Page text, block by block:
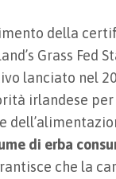
della
Grass Fed
lanciato nel
irlandese
di erba
che la